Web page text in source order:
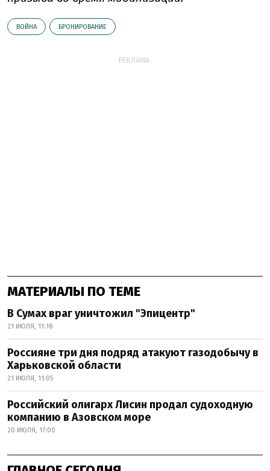
ВОЙНА БРОНИРОВАНИЕ
РЕКЛАМА:
МАТЕРИАЛЫ ПО ТЕМЕ
В Сумах враг уничтожил "Эпицентр"
21 ИЮЛЯ, 11:18
Россияне три дня подряд атакуют газодобычу в
Харьковской области
21 ИЮЛЯ, 11:05
Российский олигарх Лисин продал судоходную
компанию в Азовском море
20 ИЮЛЯ, 17:00